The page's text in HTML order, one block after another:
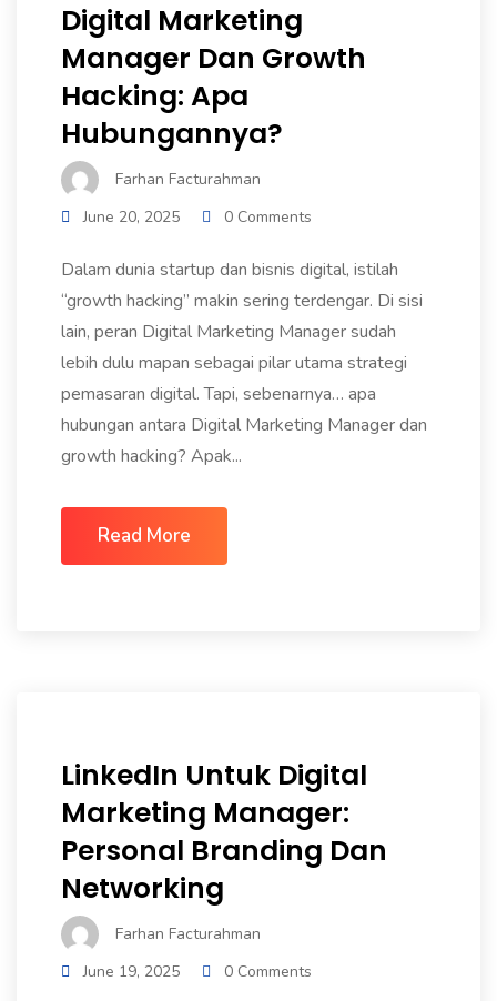
Digital Marketing
Manager Dan Growth
Hacking: Apa
Hubungannya?
Farhan Facturahman
June 20, 2025
0 Comments
Dalam dunia startup dan bisnis digital, istilah
“growth hacking” makin sering terdengar. Di sisi
lain, peran Digital Marketing Manager sudah
lebih dulu mapan sebagai pilar utama strategi
pemasaran digital. Tapi, sebenarnya… apa
hubungan antara Digital Marketing Manager dan
growth hacking? Apak...
Read More
LinkedIn Untuk Digital
Marketing Manager:
Personal Branding Dan
Networking
Farhan Facturahman
June 19, 2025
0 Comments